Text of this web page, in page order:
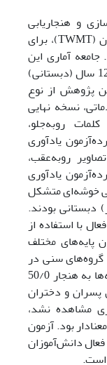
و هنجاریابی
مقدماتی آزمون سنجش حافظه فعال تهران (TWMT)، برای
بود. جامعه آماری این
پژوهش شامل تمامی کودکان سنین 7 تا 12 سال (دبستانی)
پژوهش از نوع
نسخه نهایی
رو‌به‌جلو،
یادآوری
روبه‌عقب،
یادآوری
خوشه‌ای متشکل
(173 دختر و 179 پسر) دبستانی بودند.
با استفاده از
پایه‌های مختلف
سنی در
میانگین نمرات در ترکیب‌های اولیه مؤلفه‌ها به هنجار 50/0
و دختران
مشاهده نشد،
بود. آزمون
فعال دانش‌آموزان
است.